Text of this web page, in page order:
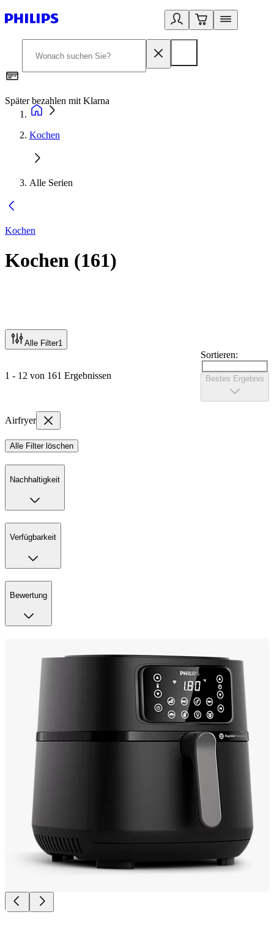
Später bezahlen mit Klarna
Kochen
Alle Serien
Kochen
Kochen (161)
Alle Filter1
1 - 12 von 161 Ergebnissen
Sortieren:
Bestes Ergebnis
Airfryer
Alle Filter löschen
Nachhaltigkeit
Verfügbarkeit
Bewertung